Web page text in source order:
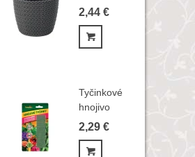
šedý -
MAGNOLIA
-...
2,44 €
Tyčinkové
hnojivo
Forestina
-...
2,29 €